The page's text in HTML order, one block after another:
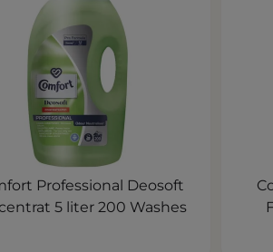
Professional Deosoft
5 liter 200 Washes